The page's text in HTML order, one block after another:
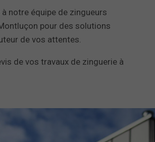
notre équipe de zingueurs
pour des solutions
de vos attentes.
de vos travaux de zinguerie à